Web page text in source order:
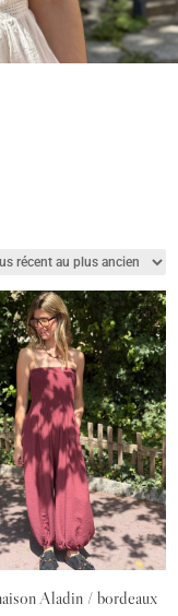
Aladin / bordeaux